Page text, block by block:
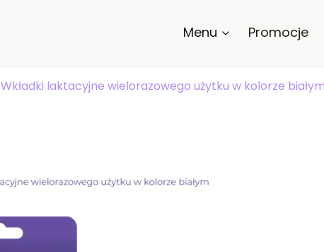
Menu Promocje
Wkładki laktacyjne wielorazowego użytku w kolorze białym